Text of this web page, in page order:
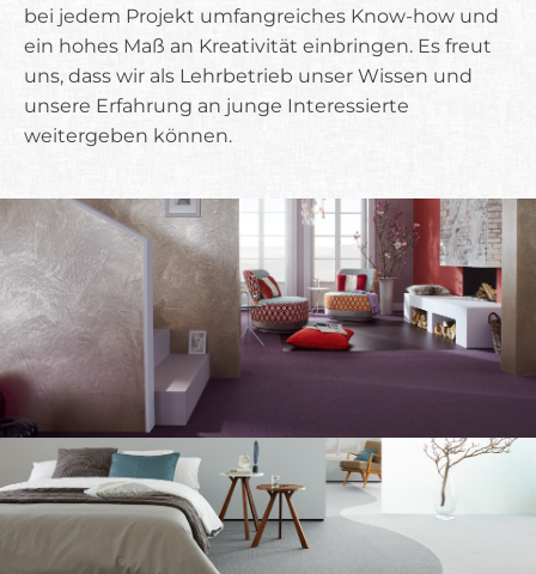
bei jedem Projekt umfangreiches Know-how und
ein hohes Maß an Kreativität einbringen. Es freut
uns, dass wir als Lehrbetrieb unser Wissen und
unsere Erfahrung an junge Interessierte
weitergeben können.